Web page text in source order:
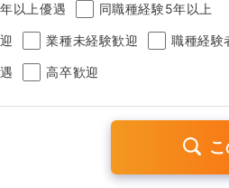
以上優遇 同職種経験5年以上
業種未経験歓迎 職種経験
高卒歓迎